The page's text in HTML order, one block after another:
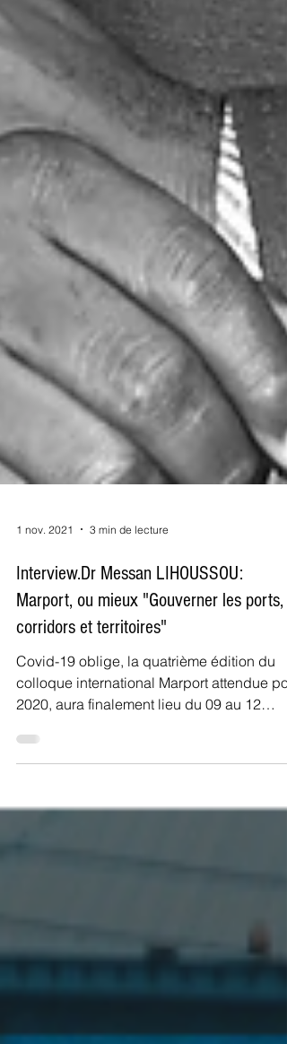
Interview.Dr Messan LIHOUSSOU:
Marport, ou mieux "Gouverner les ports,
corridors et territoires"
Covid-19 oblige, la quatrième édition du
colloque international Marport attendue
2020, aura finalement lieu du 09 au 12